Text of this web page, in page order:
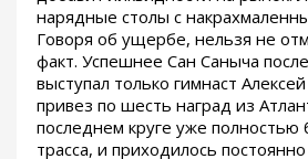
нарядные столы с
Говоря об ущербе, нельзя не
факт. Успешнее Сан Саныча
выступал только гимнаст
привез по шесть наград из
последнем круге уже полностью
трасса, и приходилось